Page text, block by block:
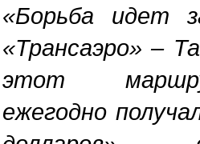
«Борьба идет
«Трансаэро» –
этот
ежегодно